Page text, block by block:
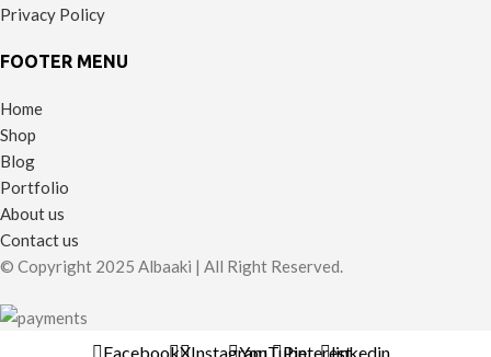
Privacy Policy
FOOTER MENU
Home
Shop
Blog
Portfolio
About us
Contact us
© Copyright 2025 Albaaki | All Right Reserved.
FacebookXInstagramYouTubePinterestlinkedin